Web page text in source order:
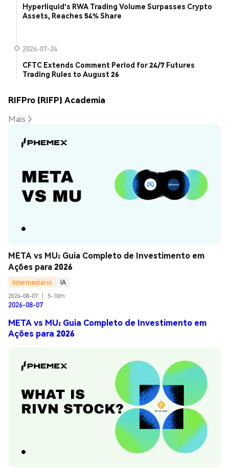
Hyperliquid's RWA Trading Volume Surpasses Crypto
Assets, Reaches 54% Share
2026-07-24
CFTC Extends Comment Period for 24/7 Futures
Trading Rules to August 26
RIFPro (RIFP) Academia
Mais
META vs MU: Guia Completo de Investimento em
Ações para 2026
Intermediário
IA
2026-08-07
5-10m
2026-08-07
META vs MU: Guia Completo de Investimento em
Ações para 2026